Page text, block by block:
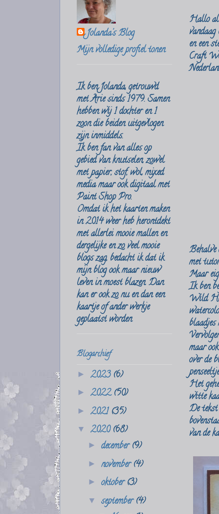
Hallo
en een
Craft
Behalve
met
Maar
Ik ben
Wild
blaadjes
maar
over de
Het
witte
De tekst
van de
Jolanda's Blog
Mijn volledige profiel tonen
Ik ben Jolanda, getrouwd
met Arie sinds 1979. Samen
hebben wij 1 dochter en 1
zoon die beiden uitgevlogen
zijn inmiddels.
Ik ben fan van alles op
gebied van knutselen, zowel
met papier, stof, wol, mixed
media maar ook digitaal met
Paint Shop Pro.
Omdat ik het kaarten maken
in 2014 weer heb herontdekt
met allerlei mooie mallen en
dergelijke en zo veel mooie
blogs zag, bedacht ik dat ik
mijn blog ook maar nieuw
leven in moest blazen. Dan
kan er ook zo nu en dan een
kaartje of ander werkje
geplaatst worden
Blogarchief
► 2023 (6)
► 2022(50)
► 2021 (35)
▼ 2020(68)
► december(9)
► november(4)
► oktober(3)
▼ september(4)